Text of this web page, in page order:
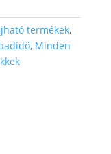
termékek,
, Minden